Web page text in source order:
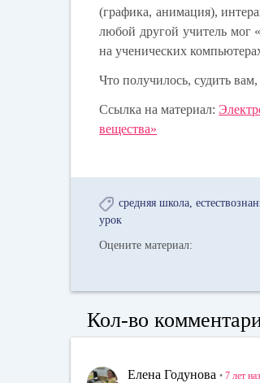
(графика, анимация),
любой другой учитель мог
на ученических
Что получилось, судить вам,
Ссылка на материал:
вещества»
средняя школа
урок
Оцените материал:
Кол-во
Елена Годунова • 7 лет